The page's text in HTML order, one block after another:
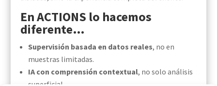
En ACTIONS lo hacemos
diferente…
Supervisión basada en datos reales, no en
muestras limitadas.
IA con comprensión contextual, no solo análisis
superficial.